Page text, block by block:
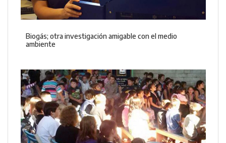
Biogás; otra investigación amigable con el medio
ambiente